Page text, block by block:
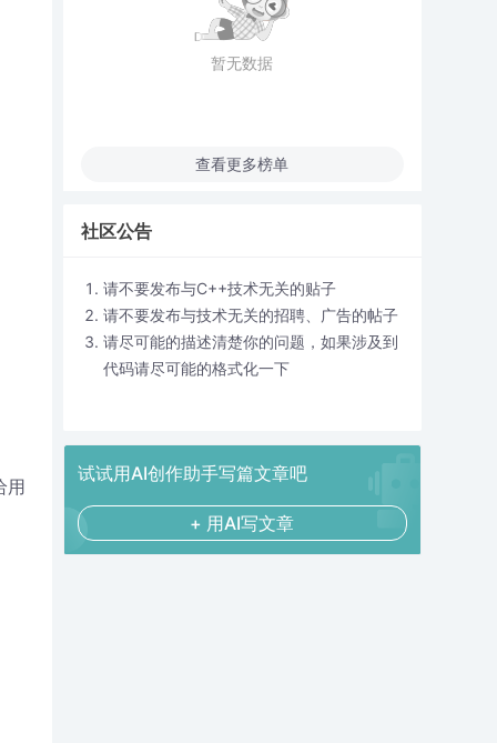
用
暂无数据
查看更多榜单
社区公告
请不要发布与C++技术无关的贴子
请不要发布与技术无关的招聘、广告的帖子
请尽可能的描述清楚你的问题，如果涉及到
代码请尽可能的格式化一下
试试用AI创作助手写篇文章吧
+ 用AI写文章